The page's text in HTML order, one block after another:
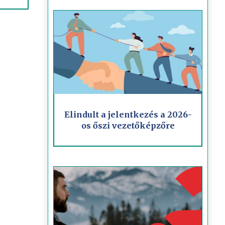
Elindult a jelentkezés a 2026-
os őszi vezetőképzőre